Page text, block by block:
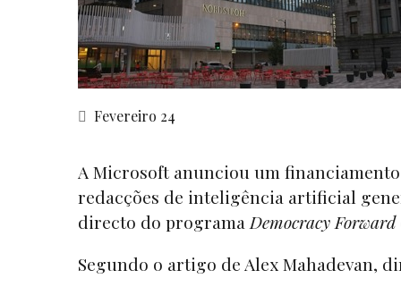
Fevereiro 24
A Microsoft anunciou um
redacções de inteligência artificial
directo do programa Democracy Forward
Segundo o artigo de Alex Mahadevan,